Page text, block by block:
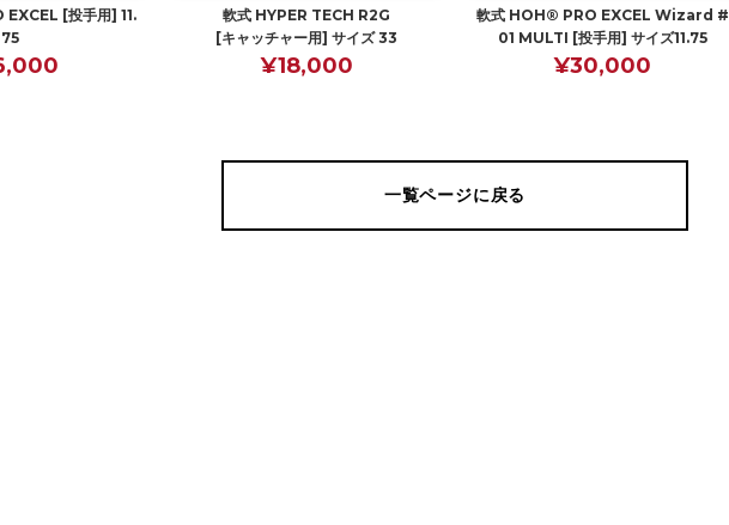
[投手用] 11.
75
軟式 HYPER TECH R2G
[キャッチャー用] サイズ 33
¥18,000
軟式 HOH® PRO EXCEL Wizard #
01 MULTI [投手用] サイズ11.75
¥30,000
一覧ページに戻る